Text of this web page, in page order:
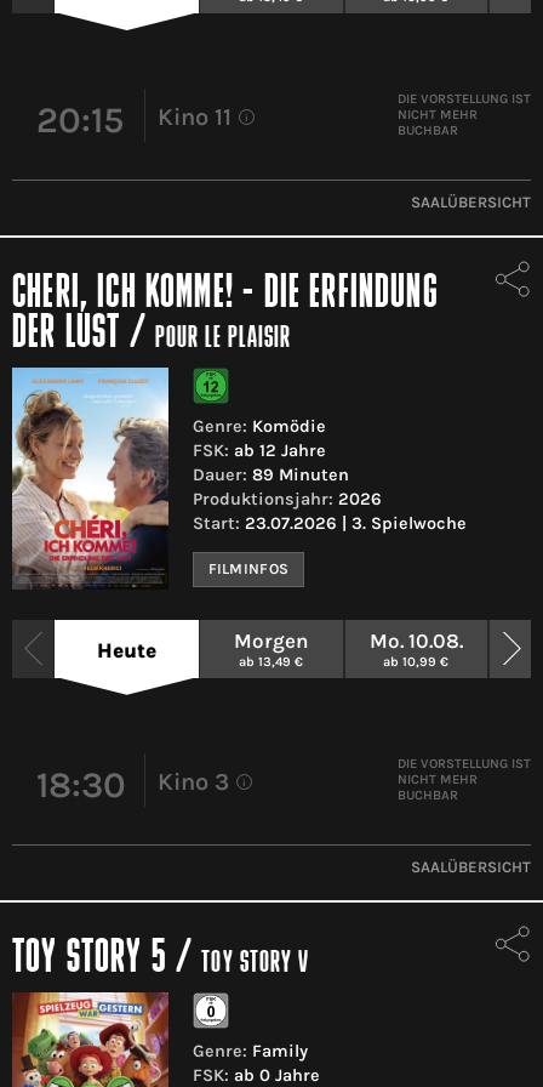
20:15 Kino 11 i
DIE VORSTELLUNG IST
NICHT MEHR
BUCHBAR
SAALÜBERSICHT
CHERI, ICH KOMME! - DIE ERFINDUNG
DER LUST / POUR LE PLAISIR
Genre: Komödie
FSK: ab 12 Jahre
Dauer: 89 Minuten
Produktionsjahr: 2026
Start: 23.07.2026 | 3. Spielwoche
FILMINFOS
Heute Morgen
ab 13,49 €
Mo. 10.08.
ab 10,99 €
18:30 Kino 3 i
DIE VORSTELLUNG IST
NICHT MEHR
BUCHBAR
SAALÜBERSICHT
TOY STORY 5 / TOY STORY V
Genre: Family
FSK: ab 0 Jahre